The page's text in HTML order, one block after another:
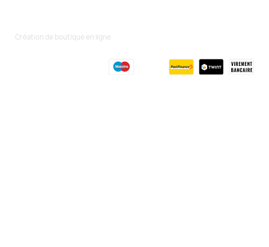
Création de boutique en ligne